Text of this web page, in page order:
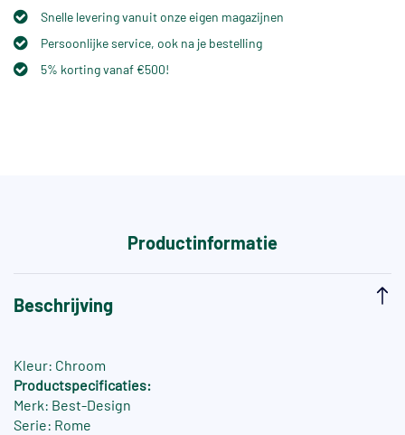
Snelle levering vanuit onze eigen magazijnen
Persoonlijke service, ook na je bestelling
5% korting vanaf €500!
Productinformatie
Beschrijving
Kleur: Chroom
Productspecificaties:
Merk: Best-Design
Serie: Rome